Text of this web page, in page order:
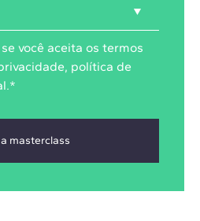
você aceita os termos
, política de
.*